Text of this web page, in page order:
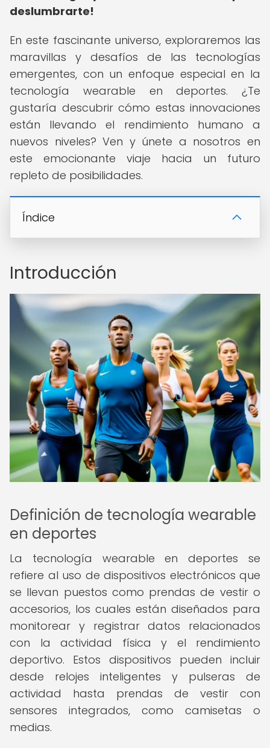
deslumbrarte!
En este fascinante universo, exploraremos las
maravillas y desafíos de las tecnologías
emergentes, con un enfoque especial en la
tecnología wearable en deportes. ¿Te
gustaría descubrir cómo estas innovaciones
están llevando el rendimiento humano a
nuevos niveles? Ven y únete a nosotros en
este emocionante viaje hacia un futuro
repleto de posibilidades.
Índice
Introducción
Definición de tecnología wearable
en deportes
La tecnología wearable en deportes se
refiere al uso de dispositivos electrónicos que
se llevan puestos como prendas de vestir o
accesorios, los cuales están diseñados para
monitorear y registrar datos relacionados
con la actividad física y el rendimiento
deportivo. Estos dispositivos pueden incluir
desde relojes inteligentes y pulseras de
actividad hasta prendas de vestir con
sensores integrados, como camisetas o
medias.